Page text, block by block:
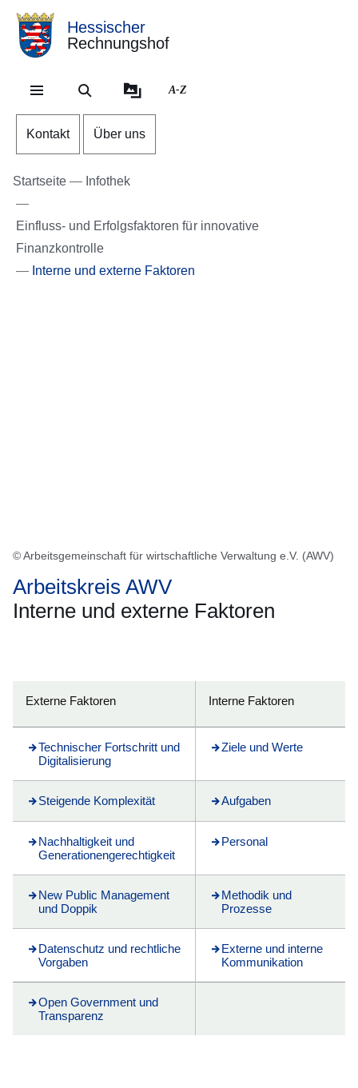
Hessischer
Rechnungshof
A-Z
Kontakt Über uns
Startseite Infothek
Einfluss- und Erfolgsfaktoren für innovative
Finanzkontrolle
Interne und externe Faktoren
© Arbeitsgemeinschaft für wirtschaftliche Verwaltung e.V. (AWV)
Arbeitskreis AWV
Interne und externe Faktoren
Externe Faktoren Interne Faktoren
Technischer Fortschritt und
Digitalisierung
Ziele und Werte
Steigende Komplexität Aufgaben
Nachhaltigkeit und
Generationengerechtigkeit
Personal
New Public Management
und Doppik
Methodik und
Prozesse
Datenschutz und rechtliche
Vorgaben
Externe und interne
Kommunikation
Open Government und
Transparenz